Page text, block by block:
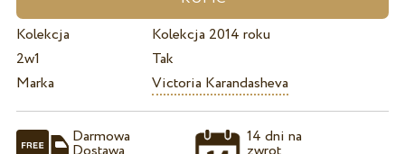
Kolekcja
Kolekcja 2014 roku
2w1
Tak
Marka
Victoria Karandasheva
Darmowa 14 dni na